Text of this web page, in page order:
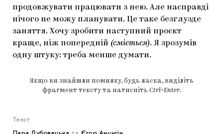
продовжувати працювати з нею. Але насправді
нічого не можу планувати. Це таке безглузде
заняття. Хочу зробити наступний проєкт
краще, ніж попередній (сміється). Я зрозумів
одну штуку: треба менше думати.
Якщо ви знайшли помилку, будь ласка, виділіть
фрагмент тексту та натисніть Ctrl+Enter.
Текст